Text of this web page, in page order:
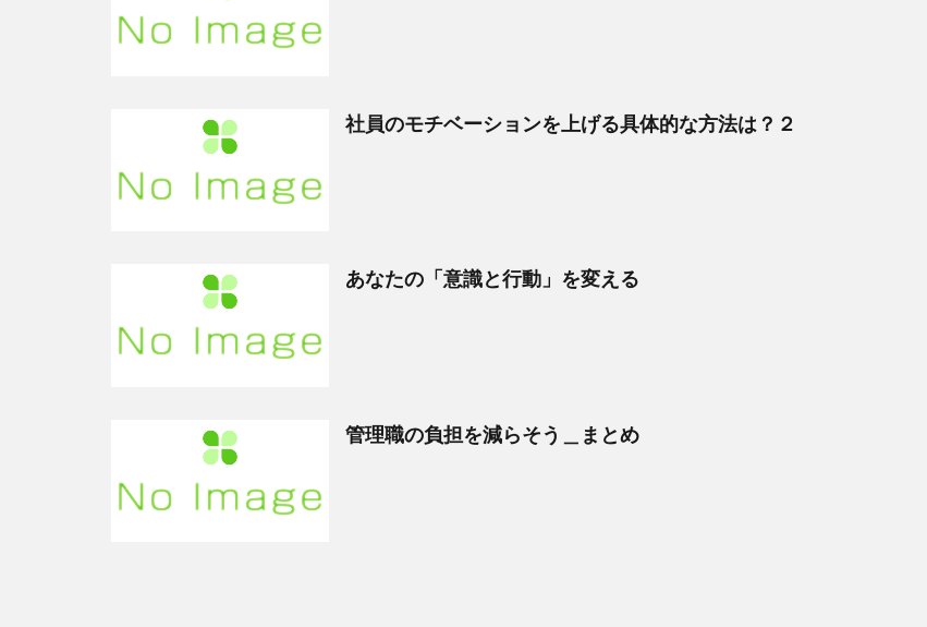
社員のモチベーションを上げる具体的な方法は？２
あなたの「意識と行動」を変える
管理職の負担を減らそう＿まとめ